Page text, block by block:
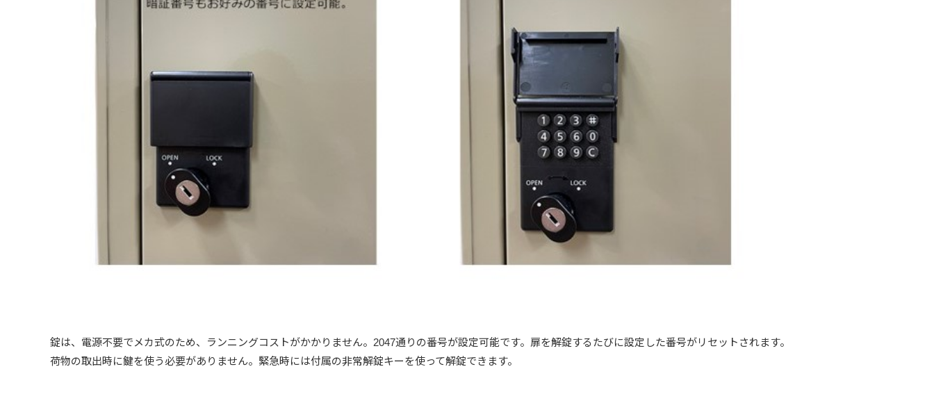
錠は、電源不要でメカ式のため、ランニングコストがかかりません。2047通りの番号が設定可能です。扉を解錠するたびに設定した番号がリセットされます。
荷物の取出時に鍵を使う必要がありません。緊急時には付属の非常解錠キーを使って解錠できます。